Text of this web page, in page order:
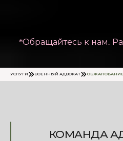
*Обращайтесь к нам.
УСЛУГИ ВОЕННЫЙ АДВОКАТ
КОМАНДА